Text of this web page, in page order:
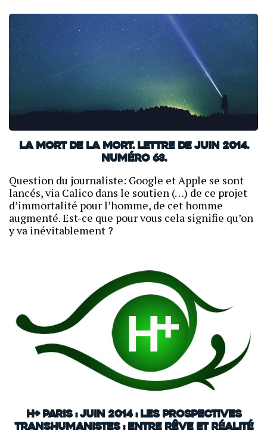
La mort de la mort. Lettre de juin 2014.
Numéro 63.
Question du journaliste: Google et Apple se sont
lancés, via Calico dans le soutien (…) de ce projet
d’immortalité pour l’homme, de cet homme
augmenté. Est-ce que pour vous cela signifie qu’on
y va inévitablement ?
H+ Paris : juin 2014 : Les prospectives
transhumanistes : entre rêve et réalité